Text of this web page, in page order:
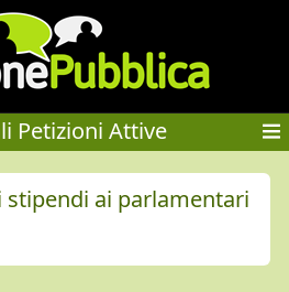
Petizioni Attive
stipendi ai parlamentari